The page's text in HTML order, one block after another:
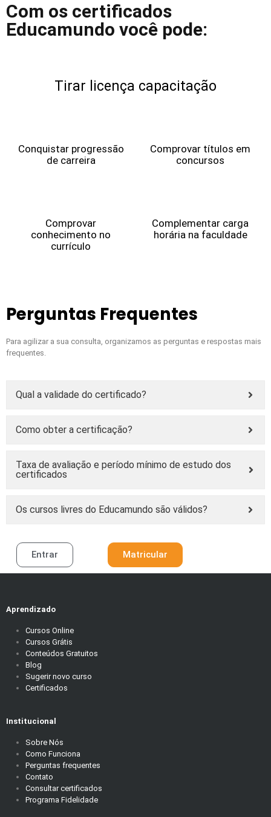
Com os certificados
Educamundo você pode:
Tirar licença capacitação
Conquistar progressão
de carreira
Comprovar títulos em
concursos
Comprovar
conhecimento no
currículo
Complementar carga
horária na faculdade
Perguntas Frequentes
Para agilizar a sua consulta, organizamos as perguntas e respostas mais
frequentes.
Qual a validade do certificado?
Como obter a certificação?
Taxa de avaliação e período mínimo de estudo dos
certificados
Os cursos livres do Educamundo são válidos?
Entrar Matricular
Aprendizado
Cursos Online
Cursos Grátis
Conteúdos Gratuitos
Blog
Sugerir novo curso
Certificados
Institucional
Sobre Nós
Como Funciona
Perguntas frequentes
Contato
Consultar certificados
Programa Fidelidade